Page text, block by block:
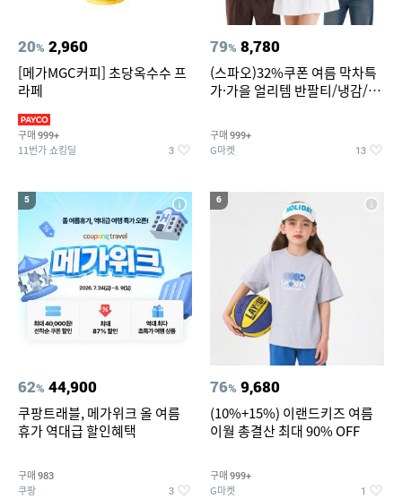
20% 2,960
[메가MGC커피] 초당옥수수 프
라페
구매 999+
11번가 쇼킹딜 3
79% 8,780
(스파오)32%쿠폰 여름 막차특
가·가을 얼리템 반팔티/냉감/반
건 외 ~74%OFF
구매 999+
G마켓 13
5
62% 44,900
쿠팡트래블, 메가위크 올 여름
휴가 역대급 할인혜택
구매 983
쿠팡 3
6
76% 9,680
(10%+15%) 이랜드키즈 여름
이월 총결산 최대 90% OFF
구매 999+
G마켓 1